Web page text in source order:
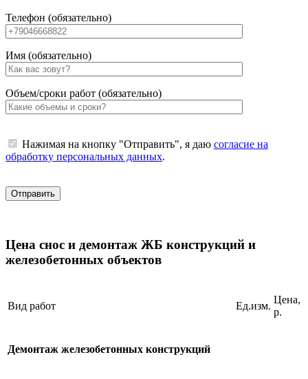
Телефон (обязательно)
Имя (обязательно)
Объем/сроки работ (обязательно)
Нажимая на кнопку "Отправить", я даю согласие на
обработку персональных данных.
Цена снос и демонтаж ЖБ конструкций и
железобетонных объектов
Вид работ Ед.изм.
Цена,
р.
Демонтаж железобетонных конструкций